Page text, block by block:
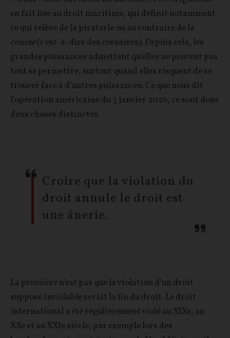
en fait liée au droit maritime, qui définit notamment
ce qui relève de la piraterie ou au contraire de la
course(c'est-à-dire des corsaires). Depuis cela, les
grandes puissances admettent qu’elles ne peuvent pas
tout se permettre, surtout quand elles risquent de se
trouver face à d’autres puissances. Ce que nous dit
l’opération américaine du 3 janvier 2026, ce sont donc
deux choses distinctes.
Croire que la violation du
droit annule le droit est
une ânerie.
La première n’est pas que la violation d’un droit
supposé inviolable serait la fin du droit. Le droit
international a été régulièrement violé au XIXe, au
XXe et au XXIe siècle, par exemple lors des